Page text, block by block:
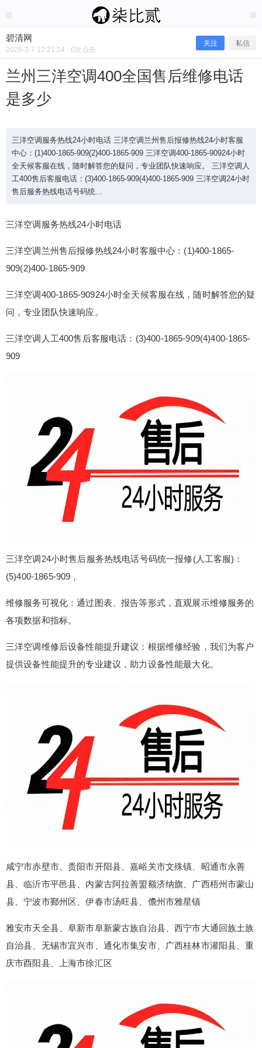
碧清网
2026-3-7 12:21:14 0次点击
关注 私信
兰州三洋空调400全国售后维修电话
是多少
三洋空调服务热线24小时电话 三洋空调兰州售后报修热线24小时客服
中心：(1)400-1865-909(2)400-1865-909 三洋空调400-1865-90924小时
全天候客服在线，随时解答您的疑问，专业团队快速响应。 三洋空调人
工400售后客服电话：(3)400-1865-909(4)400-1865-909 三洋空调24小时
售后服务热线电话号码统...
三洋空调服务热线24小时电话
三洋空调兰州售后报修热线24小时客服中心：(1)400-1865-
909(2)400-1865-909
三洋空调400-1865-90924小时全天候客服在线，随时解答您的疑
问，专业团队快速响应。
三洋空调人工400售后客服电话：(3)400-1865-909(4)400-1865-
909
三洋空调24小时售后服务热线电话号码统一报修(人工客服)：
(5)400-1865-909，
维修服务可视化：通过图表、报告等形式，直观展示维修服务的
各项数据和指标。
三洋空调维修后设备性能提升建议：根据维修经验，我们为客户
提供设备性能提升的专业建议，助力设备性能最大化。
咸宁市赤壁市、贵阳市开阳县、嘉峪关市文殊镇、昭通市永善
县、临沂市平邑县、内蒙古阿拉善盟额济纳旗、广西梧州市蒙山
县、宁波市鄞州区、伊春市汤旺县、儋州市雅星镇
雅安市天全县、阜新市阜新蒙古族自治县、西宁市大通回族土族
自治县、无锡市宜兴市、通化市集安市、广西桂林市灌阳县、重
庆市酉阳县、上海市徐汇区
兰州三洋空调400全国售后维修电话是
三洋空调服务热线24小时电话 三洋空调兰州售后报
修热线24小时客服中心：(1)400-1865-909(2)400-1
在线，随时解答您的疑问，专业团队快速响应。 三
洋空调人工400售后客服电话：(3)400-1865-909(4)
400-1865-909 三洋空调24小时售后服务热线电话号
码统...
扫描二维码继续阅读
false
10
20 50 自定义